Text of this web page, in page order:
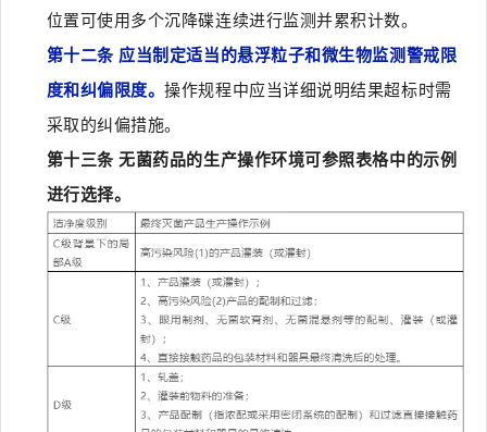
位置可使用多个沉降碟连续进行监测并累积计数。
第十二条 应当制定适当的悬浮粒子和微生物监测警戒限
度和纠偏限度。操作规程中应当详细说明结果超标时需
采取的纠偏措施。
第十三条 无菌药品的生产操作环境可参照表格中的示例
进行选择。